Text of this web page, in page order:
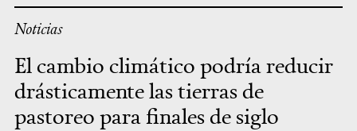
Noticias
El cambio climático podría reducir
drásticamente las tierras de
pastoreo para finales de siglo